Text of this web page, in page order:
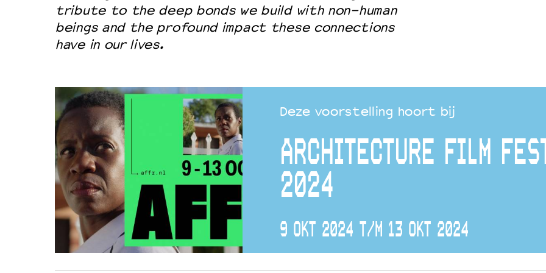
tribute to the deep bonds we build with non-human
beings and the profound impact these connections
have in our lives.
Deze voorstelling hoort bij
ARCHITECTURE FILM
2024
9 OKT 2024 T/M 13 OKT 2024